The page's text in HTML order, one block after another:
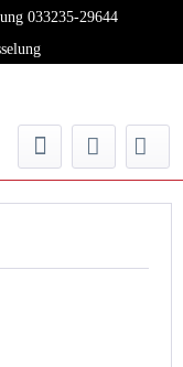
033235-29644